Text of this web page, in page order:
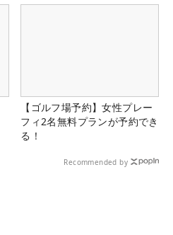
【ゴルフ場予約】女性プレー
フィ2名無料プランが予約でき
る！
Recommended by